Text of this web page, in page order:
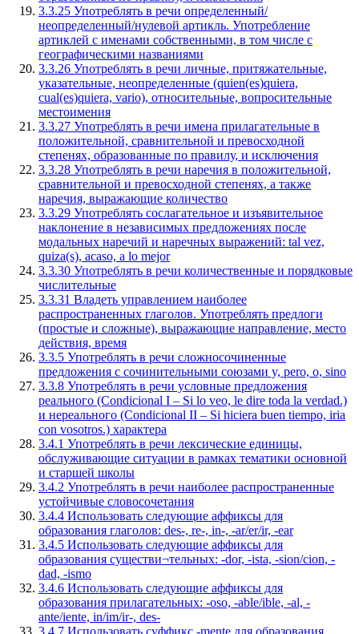
3.3.25 Употреблять в речи определенный/
неопределенный/нулевой артикль. Употребление
артиклей с именами собственными, в том числе с
географическими названиями
3.3.26 Употреблять в речи личные, притяжательные,
указательные, неопределенные (quien(es)quiera,
cual(es)quiera, vario), относительные, вопросительные
местоимения
3.3.27 Употреблять в речи имена прилагательные в
положительной, сравнительной и превосходной
степенях, образованные по правилу, и исключения
3.3.28 Употреблять в речи наречия в положительной,
сравнительной и превосходной степенях, а также
наречия, выражающие количество
3.3.29 Употреблять сослагательное и изъявительное
наклонение в независимых предложениях после
модальных наречий и наречных выражений: tal vez,
quiza(s), acaso, a lo mejor
3.3.30 Употреблять в речи количественные и порядковые
числительные
3.3.31 Владеть управлением наиболее
распространенных глаголов. Употреблять предлоги
(простые и сложные), выражающие направление, место
действия, время
3.3.5 Употреблять в речи сложносочиненные
предложения с сочинительными союзами y, pero, o, sino
3.3.8 Употреблять в речи условные предложения
реального (Condicional I – Si lo veo, le dire toda la verdad.)
и нереального (Condicional II – Si hiciera buen tiempo, iria
con vosotros.) характера
3.4.1 Употреблять в речи лексические единицы,
обслуживающие ситуации в рамках тематики основной
и старшей школы
3.4.2 Употреблять в речи наиболее распространенные
устойчивые словосочетания
3.4.4 Использовать следующие аффиксы для
образования глаголов: des-, re-, in-, -ar/er/ir, -ear
3.4.5 Использовать следующие аффиксы для
образования существи¬тельных: -dor, -ista, -sion/cion, -
dad, -ismo
3.4.6 Использовать следующие аффиксы для
образования прилагательных: -oso, -able/ible, -al, -
ante/iente, in/im/ir-, des-